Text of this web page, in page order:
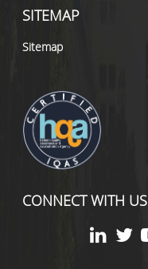
SITEMAP
Sitemap
CONNECT WITH US